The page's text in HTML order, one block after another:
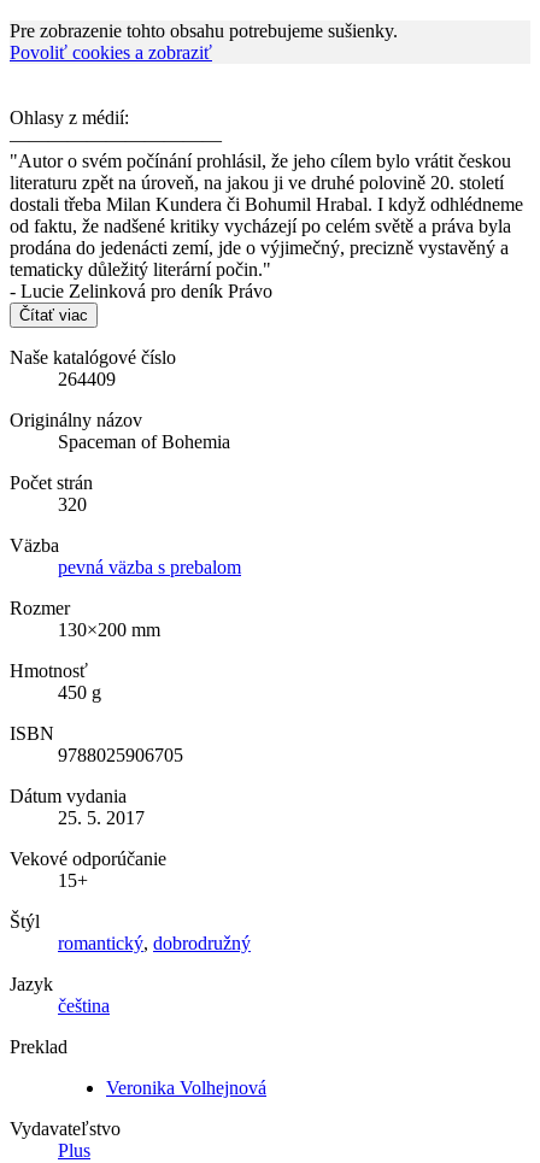
Pre zobrazenie tohto obsahu potrebujeme sušienky.
Povoliť cookies a zobraziť
Ohlasy z médií:
———————————
"Autor o svém počínání prohlásil, že jeho cílem bylo vrátit českou
literaturu zpět na úroveň, na jakou ji ve druhé polovině 20. století
dostali třeba Milan Kundera či Bohumil Hrabal. I když odhlédneme
od faktu, že nadšené kritiky vycházejí po celém světě a práva byla
prodána do jedenácti zemí, jde o výjimečný, precizně vystavěný a
tematicky důležitý literární počin."
- Lucie Zelinková pro deník Právo
Čítať viac
Naše katalógové číslo
264409
Originálny názov
Spaceman of Bohemia
Počet strán
320
Väzba
pevná väzba s prebalom
Rozmer
130×200 mm
Hmotnosť
450 g
ISBN
9788025906705
Dátum vydania
25. 5. 2017
Vekové odporúčanie
15+
Štýl
romantický, dobrodružný
Jazyk
čeština
Preklad
Veronika Volhejnová
Vydavateľstvo
Plus